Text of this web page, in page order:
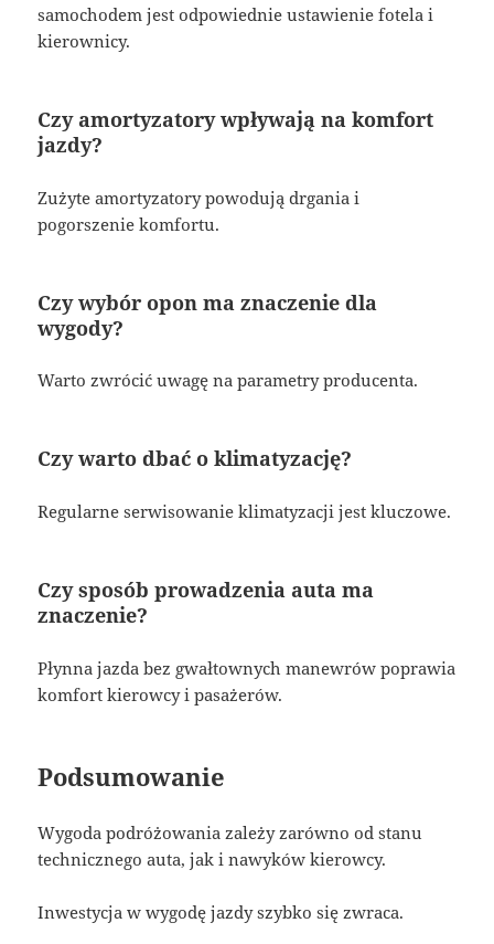
samochodem jest odpowiednie ustawienie fotela i
kierownicy.
Czy amortyzatory wpływają na komfort
jazdy?
Zużyte amortyzatory powodują drgania i
pogorszenie komfortu.
Czy wybór opon ma znaczenie dla
wygody?
Warto zwrócić uwagę na parametry producenta.
Czy warto dbać o klimatyzację?
Regularne serwisowanie klimatyzacji jest kluczowe.
Czy sposób prowadzenia auta ma
znaczenie?
Płynna jazda bez gwałtownych manewrów poprawia
komfort kierowcy i pasażerów.
Podsumowanie
Wygoda podróżowania zależy zarówno od stanu
technicznego auta, jak i nawyków kierowcy.
Inwestycja w wygodę jazdy szybko się zwraca.